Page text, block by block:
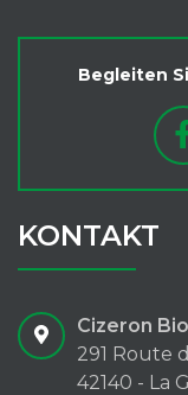
Begleiten
KONTAKT
Cizeron Bio
291 Route
42140 - La